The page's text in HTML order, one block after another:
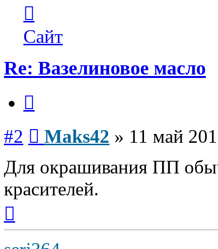
пользователя
Maks42
Сайт
Re: Вазелиновое масло
#2 Maks42 » 11 май
Для окрашивания ПП
красителей.
началу